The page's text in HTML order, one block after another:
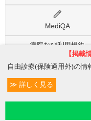
MediQA
病院なび利用規約
【掲載
自由診療(保険適用外)の情
詳しく見る